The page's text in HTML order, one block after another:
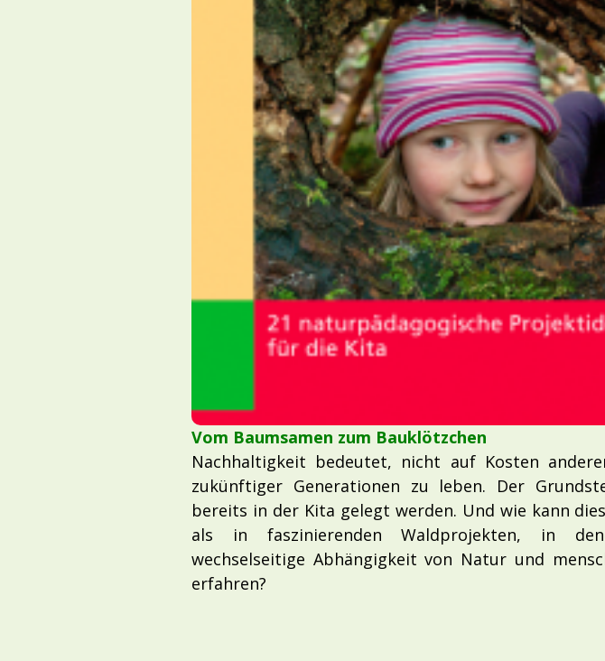
Vom Baumsamen zum Bauklötzchen
Nachhaltigkeit bedeutet, nicht auf Kosten
zukünftiger Generationen zu leben. Der
bereits in der Kita gelegt werden. Und wie kann
als in faszinierenden Waldprojekten, in
wechselseitige Abhängigkeit von Natur und
erfahren?